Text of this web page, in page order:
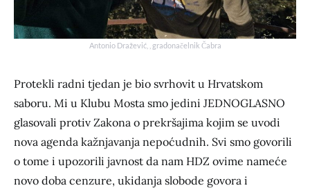
Antonio Dražević, , gradonačelnik Čabra
Protekli radni tjedan je bio svrhovit u Hrvatskom
saboru. Mi u Klubu Mosta smo jedini JEDNOGLASNO
glasovali protiv Zakona o prekršajima kojim se uvodi
nova agenda kažnjavanja nepoćudnih. Svi smo govorili
o tome i upozorili javnost da nam HDZ ovime nameće
novo doba cenzure, ukidanja slobode govora i